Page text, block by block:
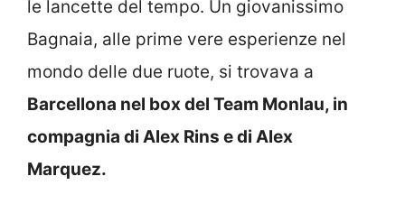
le lancette del tempo. Un giovanissimo
Bagnaia, alle prime vere esperienze nel
mondo delle due ruote, si trovava a
Barcellona nel box del Team Monlau, in
compagnia di Alex Rins e di Alex
Marquez.